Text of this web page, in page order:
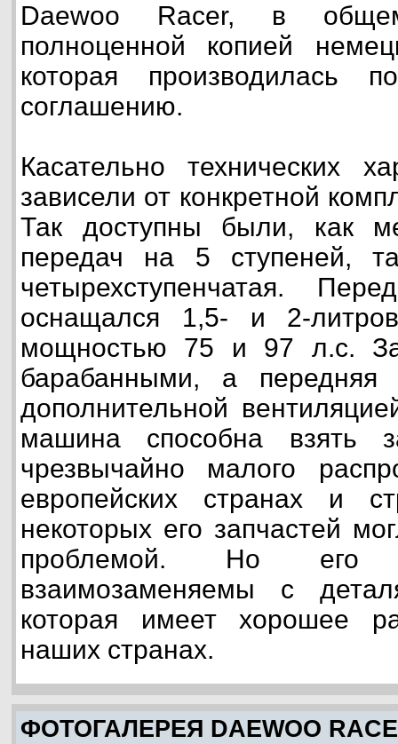
Daewoo Racer, в
полноценной копией
которая производилась
соглашению.
Касательно технических
зависели от конкретной
Так доступны были, как
передач на 5 ступеней,
четырехступенчатая.
оснащался 1,5- и 2-
мощностью 75 и 97 л.с.
барабанными, а
дополнительной
машина способна взять
чрезвычайно малого
европейских странах и
некоторых его запчастей
проблемой. Но его
взаимозаменяемы с
которая имеет хорошее
наших странах.
ФОТОГАЛЕРЕЯ DAEWOO